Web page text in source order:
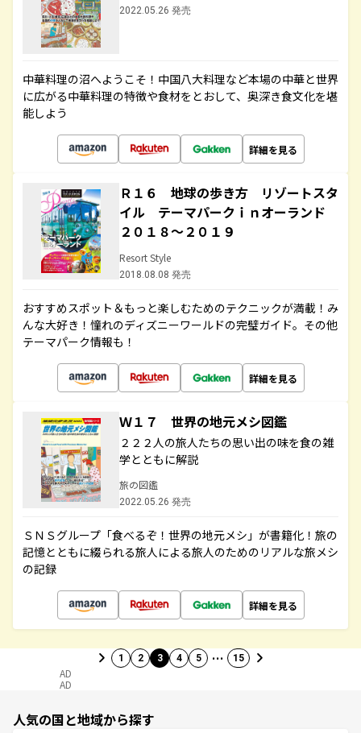
2022.05.26 発売
中華料理の沼へようこそ！中国八大料理など本場の中華と世界
に広がる中華料理の特徴や食材をとおして、奥深き食文化を堪
能しよう
詳細を見る
Ｒ１６ 地球の歩き方 リゾートスタ
イル テーマパークｉｎオーランド
２０１８～２０１９
Resort Style
2018.08.08 発売
おすすめスポット＆もっと楽しむためのテクニックが満載！み
んな大好き！憧れのディズニーワールドの完璧ガイド。その他
テーマパーク情報も！
詳細を見る
Ｗ１７ 世界の地元メシ図鑑
２２２人の旅人たちの思い出の味を食の雑
学とともに解説
旅の図鑑
2022.05.26 発売
ＳＮＳグループ「食べるぞ！世界の地元メシ」が書籍化！旅の
記憶とともに綴られる旅人による旅人のためのリアルな旅メシ
の記録
詳細を見る
1 2 3 4 5 … 15
AD
AD
人気の国と地域から探す